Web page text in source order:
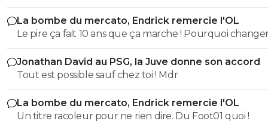
déjà ça; ^^
La bombe du mercato, Endrick remercie l'OL
Le pire ça fait 10 ans que ça marche ! Pourquoi
Jonathan David au PSG, la Juve donne son accord
Tout est possible sauf chez toi ! Mdr
La bombe du mercato, Endrick remercie l'OL
Un titre racoleur pour ne rien dire. Du Foot01 quoi !